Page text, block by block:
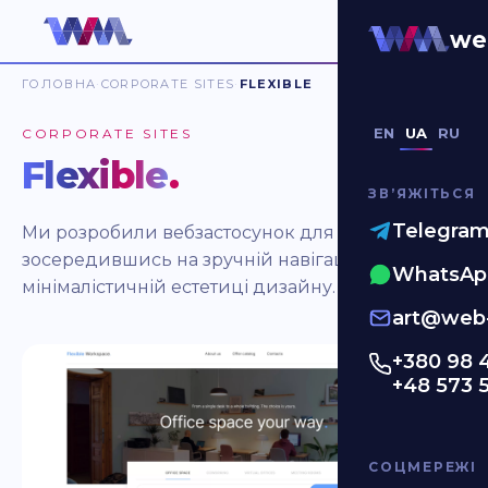
EN UA RU
ЗВʼЯЖІТЬСЯ
+380 98
+48 573
СОЦМЕРЕЖІ
ГОЛОВНА CORPORATE SITES FLEXIBLE
CORPORATE SITES
Flexible.
Ми розробили вебзастосунок для коворкінгу,
зосередившись на зручній навігації та
мінімалістичній естетиці дизайну.